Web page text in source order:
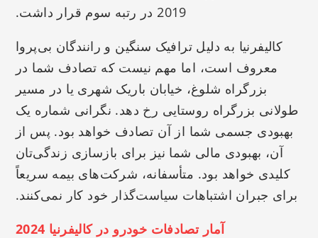
2019 در رتبه سوم قرار داشت.
کالیفرنیا به دلیل ترافیک سنگین و رانندگان بی‌پروا
معروف است، اما مهم نیست که تصادف شما در
بزرگراه شلوغ، خیابان باریک شهری یا در مسیر
طولانی بزرگراه روستایی رخ دهد. نگرانی شماره یک
بهبودی جسمی شما از آن تصادف خواهد بود. پس از
آن، بهبودی مالی شما نیز برای بازسازی زندگی‌تان
کلیدی خواهد بود. متأسفانه، شرکت‌های بیمه سریعاً
برای جبران اشتباهات سیاست‌گذار خود کار نمی‌کنند.
آمار تصادفات خودرو در کالیفرنیا 2024